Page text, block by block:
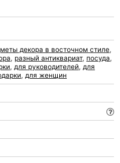
декора в восточном стиле,
, разный антиквариат, посуда,
, для руководителей, для
, для женщин